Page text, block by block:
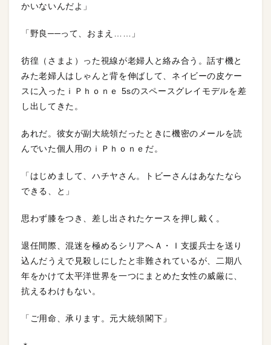
かいないんだよ」
「野良──って、おまえ……」
彷徨（さまよ）った視線が老婦人と絡み合う。話す機と
みた老婦人はしゃんと背を伸ばして、ネイビーの皮ケー
スに入ったｉＰｈｏｎｅ 5sのスペースグレイモデルを差
し出してきた。
あれだ。彼女が副大統領だったときに機密のメールを読
んでいた個人用のｉＰｈｏｎｅだ。
「はじめまして、ハチヤさん。トビーさんはあなたなら
できる、と」
思わず膝をつき、差し出されたケースを押し戴く。
退任間際、混迷を極めるシリアへＡ・Ｉ支援兵士を送り
込んだうえで見殺しにしたと非難されているが、二期八
年をかけて太平洋世界を一つにまとめた女性の威厳に、
抗えるわけもない。
「ご用命、承ります。元大統領閣下」